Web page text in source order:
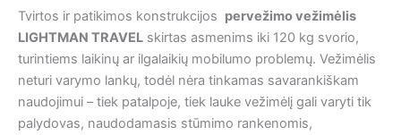
Tvirtos ir patikimos konstrukcijos pervežimo vežimėlis
LIGHTMAN TRAVEL skirtas asmenims iki 120 kg svorio,
turintiems laikinų ar ilgalaikių mobilumo problemų. Vežimėlis
neturi varymo lankų, todėl nėra tinkamas savarankiškam
naudojimui – tiek patalpoje, tiek lauke vežimėlį gali varyti tik
palydovas, naudodamasis stūmimo rankenomis,